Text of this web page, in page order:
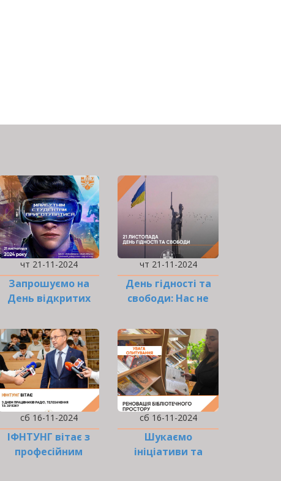
чт 21-11-2024
Запрошуємо на
День відкритих
чт 21-11-2024
День гідності та
свободи: Нас не
сб 16-11-2024
ІФНТУНГ вітає з
професійним
сб 16-11-2024
Шукаємо
ініціативи та